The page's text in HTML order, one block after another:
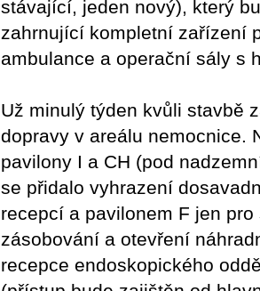
stávající, jeden nový), který
zahrnující kompletní zařízení
ambulance a operační sály s
Už minulý týden kvůli stavbě
dopravy v areálu nemocnice.
pavilony I a CH (pod
se přidalo vyhrazení
recepcí a pavilonem F jen
zásobování a otevření
recepce endoskopického